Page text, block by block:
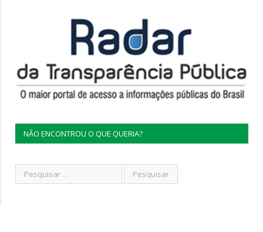
NÃO ENCONTROU O QUE QUERIA?